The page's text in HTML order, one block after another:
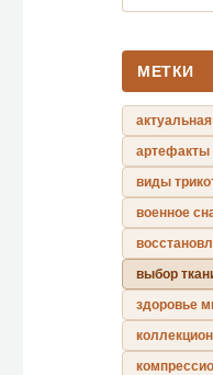
МЕТКИ
артефакты
виды
военное
выбор
здоровье